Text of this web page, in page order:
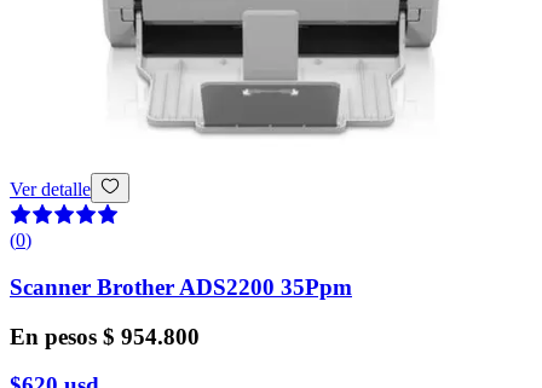
Ver detalle
(0)
Scanner Brother ADS2200 35Ppm
En pesos $ 954.800